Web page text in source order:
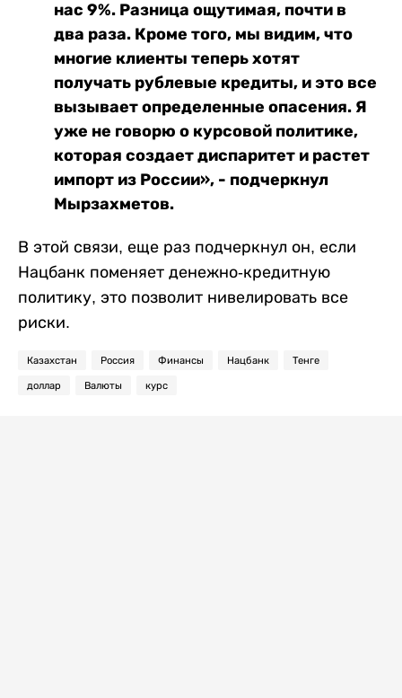
нас 9%. Разница ощутимая, почти в
два раза. Кроме того, мы видим, что
многие клиенты теперь хотят
получать рублевые кредиты, и это все
вызывает определенные опасения. Я
уже не говорю о курсовой политике,
которая создает диспаритет и растет
импорт из России», - подчеркнул
Мырзахметов.
В этой связи, еще раз подчеркнул он, если
Нацбанк поменяет денежно-кредитную
политику, это позволит нивелировать все
риски.
Казахстан Россия Финансы Нацбанк Тенге
доллар Валюты курс